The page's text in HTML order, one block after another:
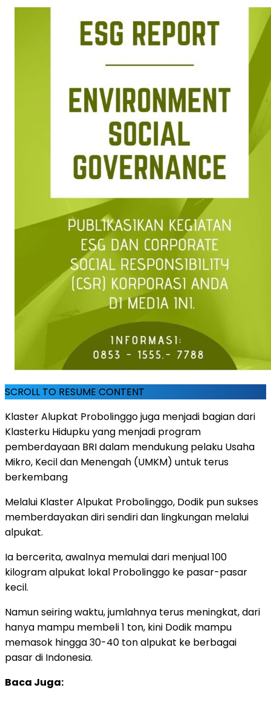
SCROLL TO RESUME CONTENT
Klaster Alupkat Probolinggo juga menjadi bagian dari
Klasterku Hidupku yang menjadi program
pemberdayaan BRI dalam mendukung pelaku Usaha
Mikro, Kecil dan Menengah (UMKM) untuk terus
berkembang
Melalui Klaster Alpukat Probolinggo, Dodik pun sukses
memberdayakan diri sendiri dan lingkungan melalui
alpukat.
Ia bercerita, awalnya memulai dari menjual 100
kilogram alpukat lokal Probolinggo ke pasar-pasar
kecil.
Namun seiring waktu, jumlahnya terus meningkat, dari
hanya mampu membeli 1 ton, kini Dodik mampu
memasok hingga 30-40 ton alpukat ke berbagai
pasar di Indonesia.
Baca Juga: